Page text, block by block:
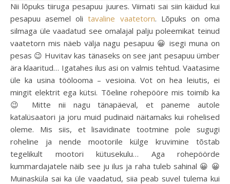
Nii lõpuks tiiruga pesapuu juures. Viimati sai siin käidud kui
pesapuu asemel olitavaline vaatetorn. Lõpuks on oma
silmaga üle vaadatud see omalajal palju poleemikat teinud
vaatetorn mis näeb välja nagu pesapuu 😀 isegi muna on
pesas 😉 Huvitav kas tänaseks on see jant pesapuu ümber
ära klaaritud… Igatahes ilus asi on valmis tehtud. Vaatasime
üle ka usina töölooma – vesioina. Vot on hea leiutis, ei
mingit elektrit ega kütsi. Tõeline rohepööre mis toimib ka
😉 Mitte nii nagu tänapäeval, et paneme autole
katalüsaatori ja joru muid pudinaid näitamaks kui rohelised
oleme. Mis siis, et lisavidinate tootmine pole sugugi
roheline ja nende mootorile külge kruvimine tõstab
tegelikult mootori kütusekulu… Aga rohepöörde
kummardajatele näib see ju ilus ja raha tuleb sahinal 😀 😀
Muinasküla sai ka üle vaadatud, siia peab suvel tulema kui